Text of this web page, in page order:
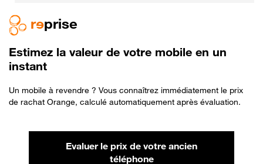
reprise
Estimez la valeur de votre mobile en un
instant
Un mobile à revendre ? Vous connaîtrez immédiatement le prix
de rachat Orange, calculé automatiquement après évaluation.
Evaluer le prix de votre ancien
téléphone